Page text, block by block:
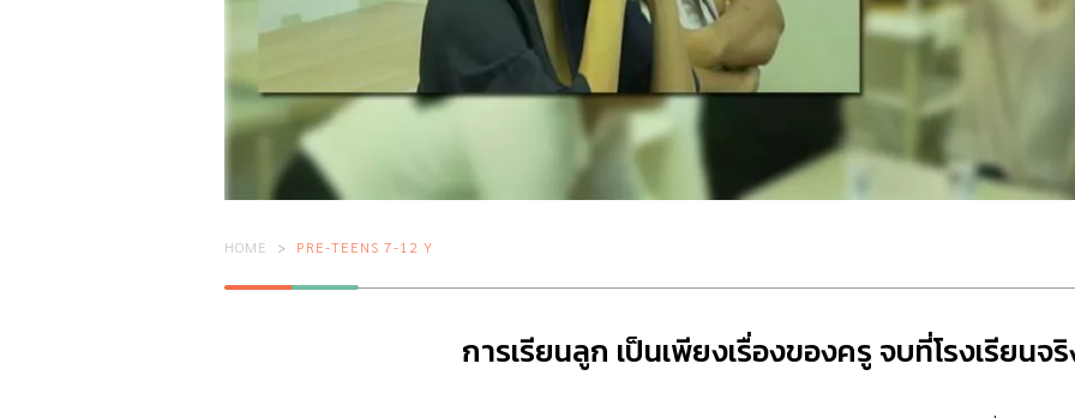
HOME PRE-TEENS 7-12 Y
การเรียนลูก เป็นเพียงเรื่องของครู จบที่โรงเรียนจ